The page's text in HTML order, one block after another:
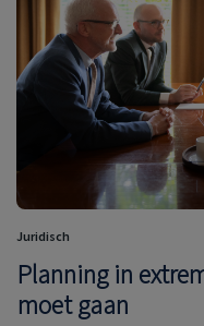
Juridisch
Planning in
moet gaan